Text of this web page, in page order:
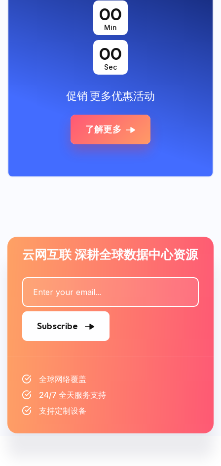
00
Min
00
Sec
促销 更多优惠活动
了解更多
云网互联 深耕全球数据中心资源
Subscribe
全球网络覆盖
24/7 全天服务支持
支持定制设备